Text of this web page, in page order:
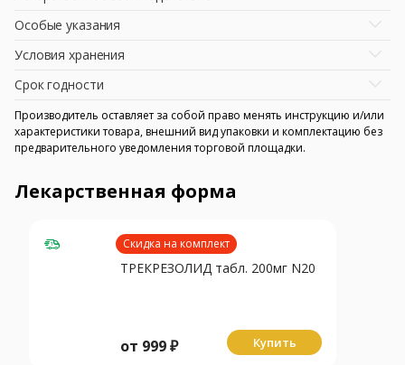
Особые указания
Условия хранения
Срок годности
Производитель оставляет за собой право менять инструкцию и/или
характеристики товара, внешний вид упаковки и комплектацию без
предварительного уведомления торговой площадки.
Лекарственная форма
Скидка на комплект
ТРЕКРЕЗОЛИД табл. 200мг N20
от 999₽ Купить